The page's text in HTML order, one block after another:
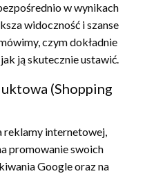
w wynikach
widoczność i szanse
czym dokładnie
ją skutecznie ustawić.
(Shopping
reklamy internetowej,
promowanie swoich
Google oraz na